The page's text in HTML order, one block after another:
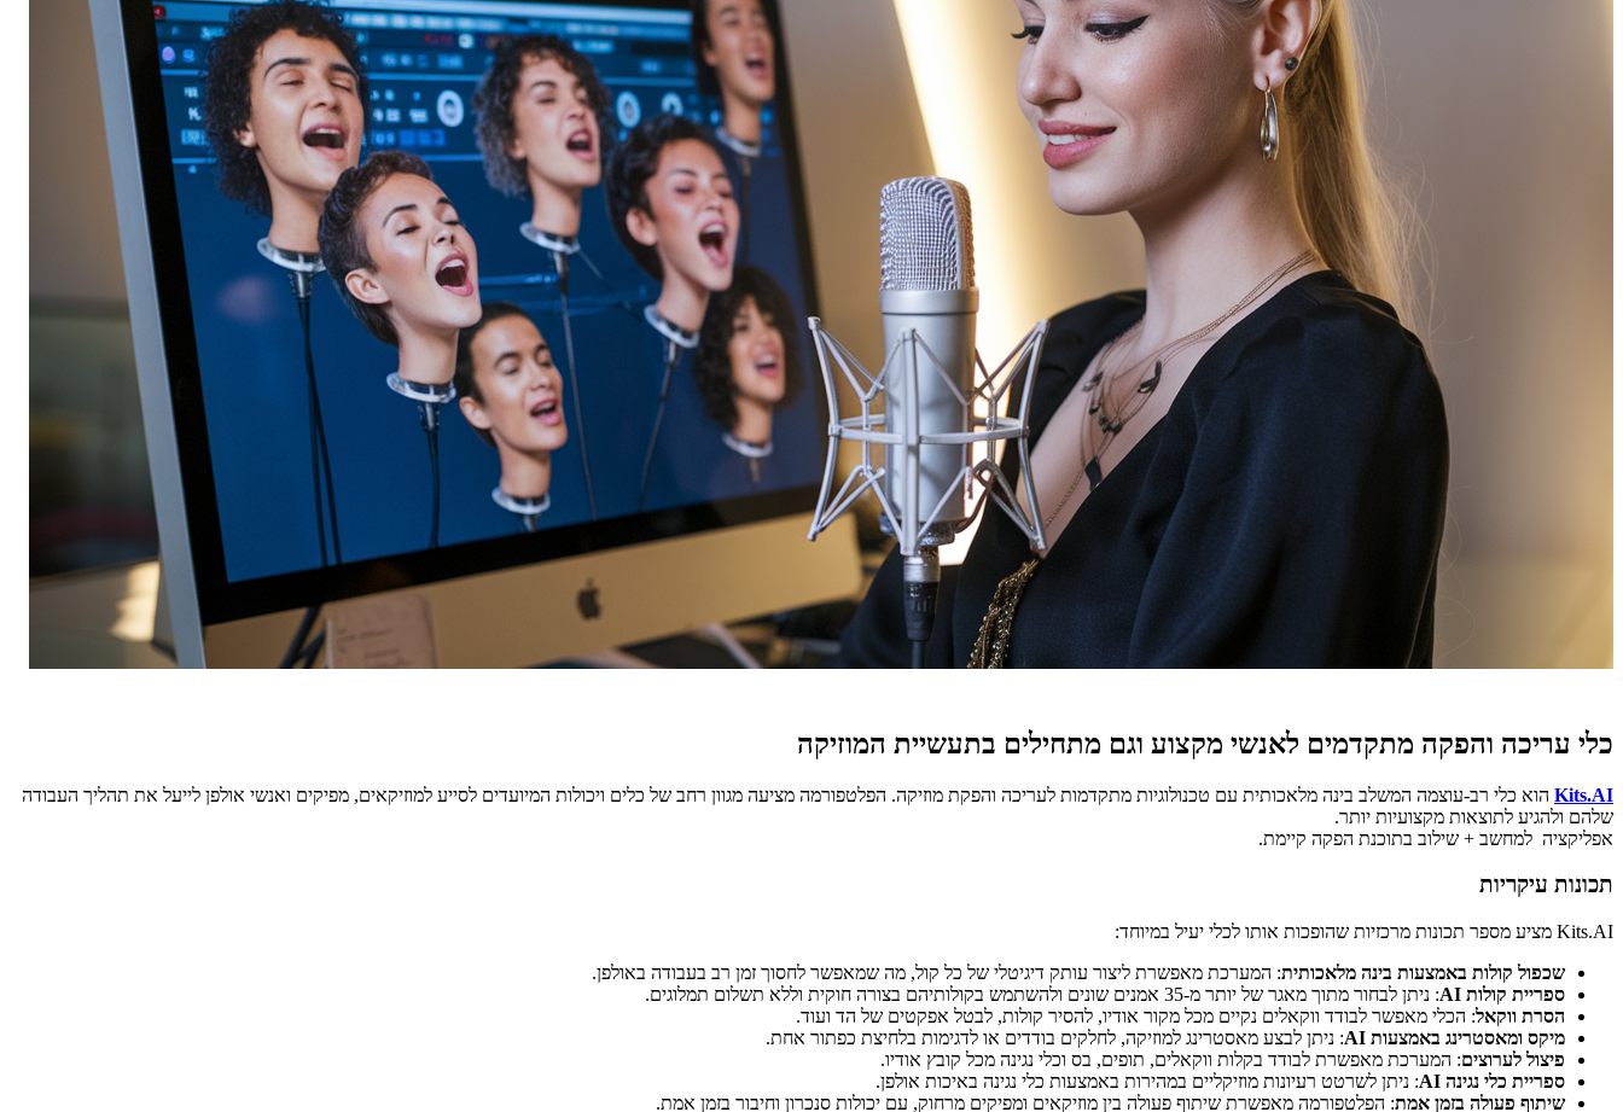
כלי עריכה והפקה מתקדמים לאנשי מקצוע וגם מתחילים בתעשיית המוזיקה
Kits.AI הוא כלי רב-עוצמה המשלב בינה מלאכותית עם טכנולוגיות מתקדמות לעריכה והפקת מוזיקה. הפלטפורמה מציעה מגוון רחב של כלים ויכולות המיועדים לסייע למוזיקאים, מפיקים ואנשי אולפן לייעל את תהליך העבודה
שלהם ולהגיע לתוצאות מקצועיות יותר.
אפליקציה למחשב + שילוב בתוכנת הפקה קיימת.
תכונות עיקריות
Kits.AI מציע מספר תכונות מרכזיות שהופכות אותו לכלי יעיל במיוחד:
שכפול קולות באמצעות בינה מלאכותית: המערכת מאפשרת ליצור עותק דיגיטלי של כל קול, מה שמאפשר לחסוך זמן רב בעבודה באולפן.
ספריית קולות AI
: ניתן לבחור מתוך מאגר של יותר מ-35 אמנים שונים ולהשתמש בקולותיהם בצורה חוקית וללא תשלום תמלוגים.
הסרת ווקאל: הכלי מאפשר לבודד ווקאלים נקיים מכל מקור אודיו, להסיר קולות, לבטל אפקטים של הד ועוד.
מיקס ומאסטרינג באמצעות AI
: ניתן לבצע מאסטרינג למוזיקה, לחלקים בודדים או לדגימות בלחיצת כפתור אחת.
פיצול לערוצים: המערכת מאפשרת לבודד בקלות ווקאלים, תופים, בס וכלי נגינה מכל קובץ אודיו.
ספריית כלי נגינה AI
: ניתן לשרטט רעיונות מוזיקליים במהירות באמצעות כלי נגינה באיכות אולפן.
שיתוף פעולה בזמן אמת: הפלטפורמה מאפשרת שיתוף פעולה בין מוזיקאים ומפיקים מרחוק, עם יכולות סנכרון וחיבור בזמן אמת.